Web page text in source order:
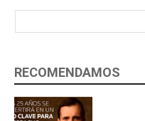
RECOMENDAMOS